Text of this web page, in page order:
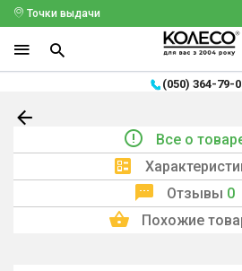
Точки выдачи
(050) 364-79-
Все о
Отзывы 0
Похожие